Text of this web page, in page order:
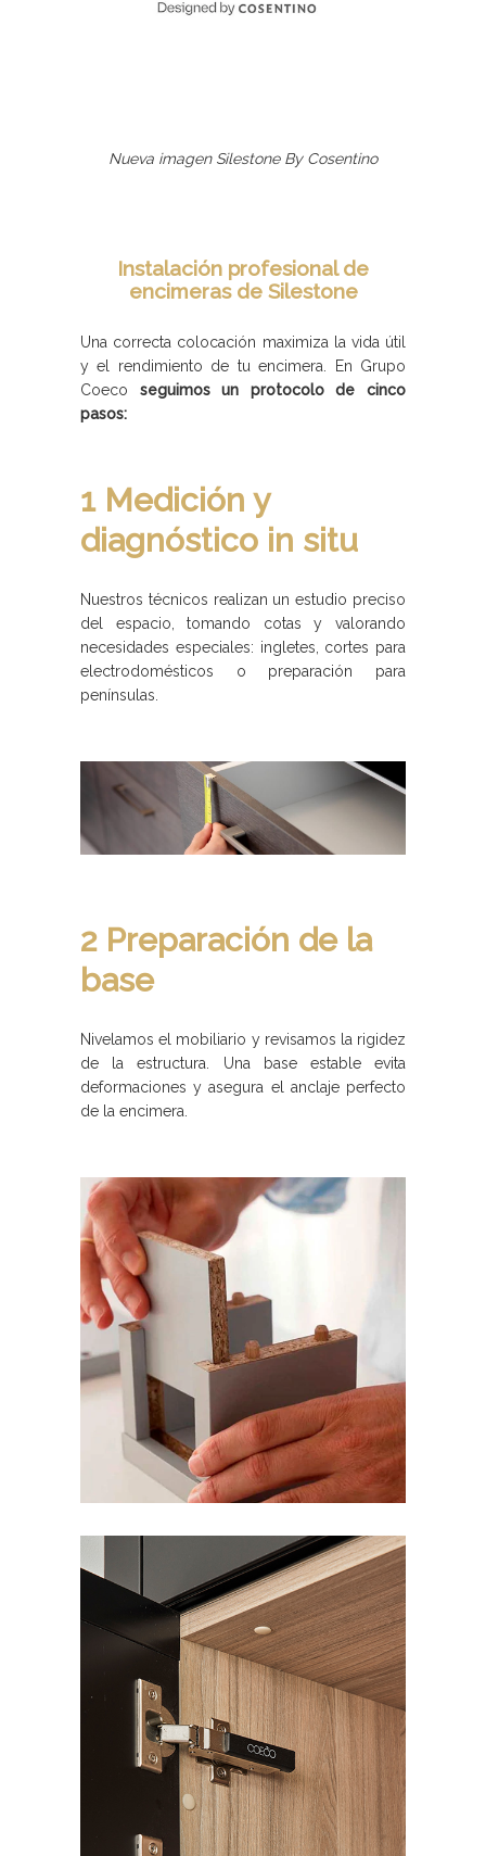
Nueva imagen Silestone By Cosentino
Instalación profesional de
encimeras de Silestone
Una correcta colocación maximiza la vida útil
y el rendimiento de tu encimera. En Grupo
Coeco seguimos un protocolo de cinco
pasos:
1 Medición y
diagnóstico in situ
Nuestros técnicos realizan un estudio preciso
del espacio, tomando cotas y valorando
necesidades especiales: ingletes, cortes para
electrodomésticos o preparación para
penínsulas.
2 Preparación de la
base
Nivelamos el mobiliario y revisamos la rigidez
de la estructura. Una base estable evita
deformaciones y asegura el anclaje perfecto
de la encimera.